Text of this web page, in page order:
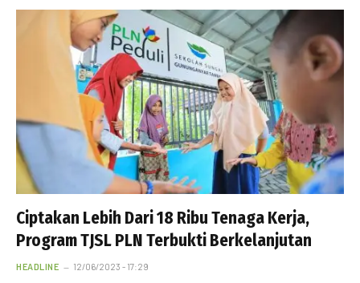
Ciptakan Lebih Dari 18 Ribu Tenaga Kerja,
Program TJSL PLN Terbukti Berkelanjutan
HEADLINE 12/06/2023 - 17:29